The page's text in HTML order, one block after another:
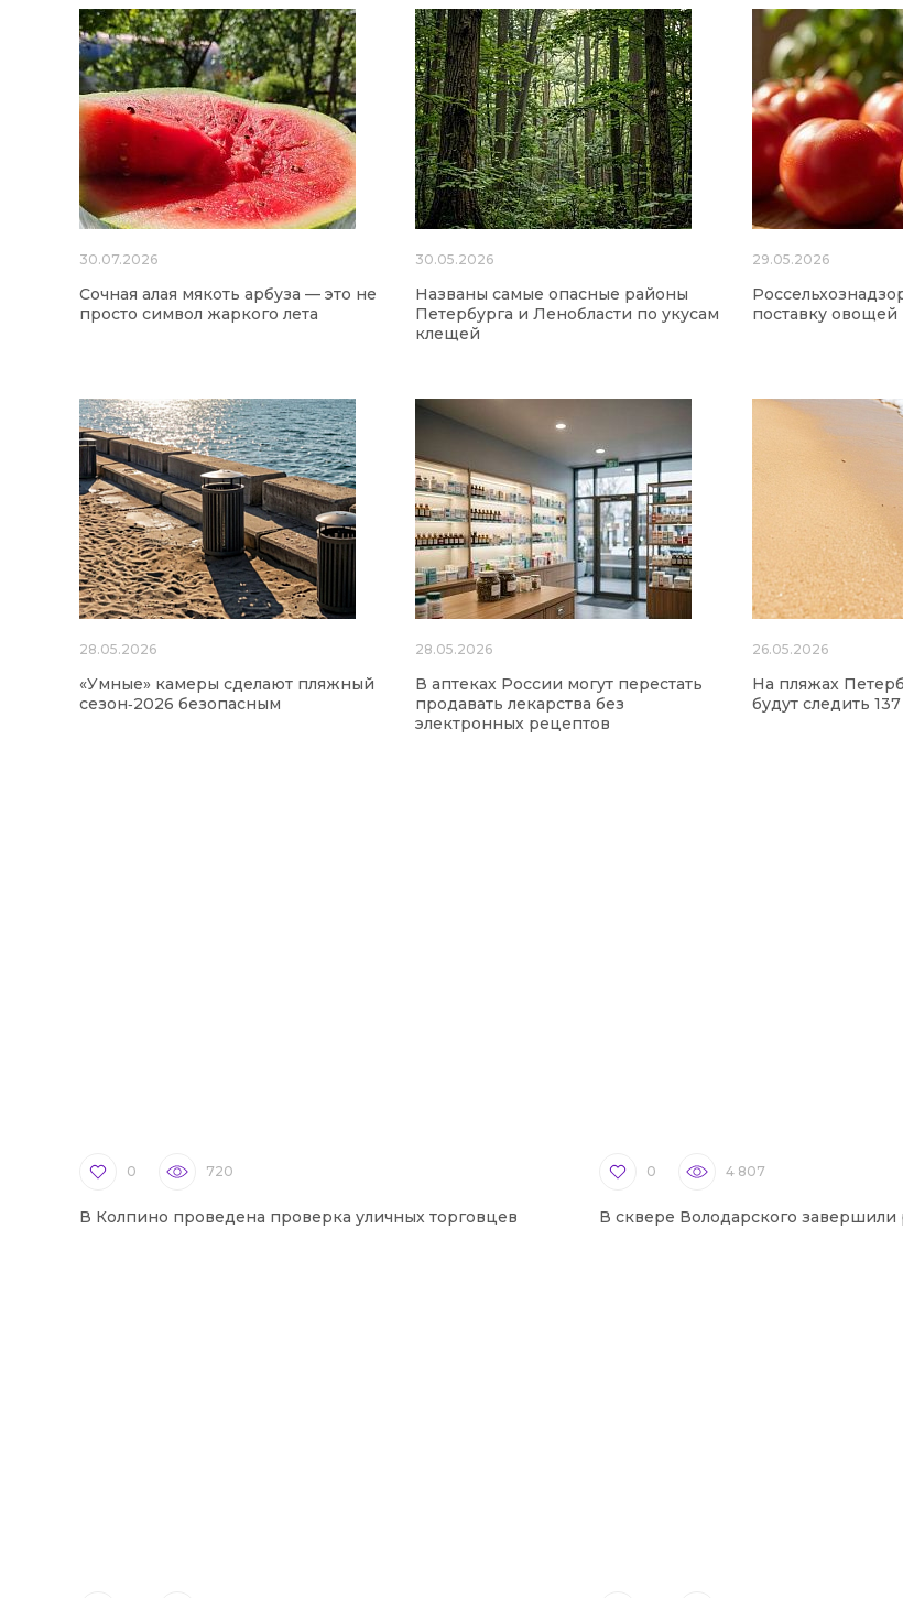
30.07.2026
Сочная алая мякоть арбуза — это не
просто символ жаркого лета
30.05.2026
Названы самые опасные районы
Петербурга и Ленобласти по укусам
клещей
29.05.2026
поставку
28.05.2026
«Умные» камеры сделают пляжный
сезон‑2026 безопасным
28.05.2026
В аптеках России могут перестать
продавать лекарства без
электронных рецептов
26.05.2026
На пляжах
будут следить
0 720
В Колпино проведена проверка уличных торговцев
0 4 807
В сквере Володарского завершили